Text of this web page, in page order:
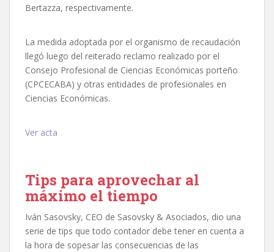
Bertazza, respectivamente.
La medida adoptada por el organismo de recaudación
llegó luego del reiterado reclamo realizado por el
Consejo Profesional de Ciencias Económicas porteño
(CPCECABA) y otras entidades de profesionales en
Ciencias Económicas.
Ver acta
Tips para aprovechar al
máximo el tiempo
Iván Sasovsky, CEO de Sasovsky & Asociados, dio una
serie de tips que todo contador debe tener en cuenta a
la hora de sopesar las consecuencias de las